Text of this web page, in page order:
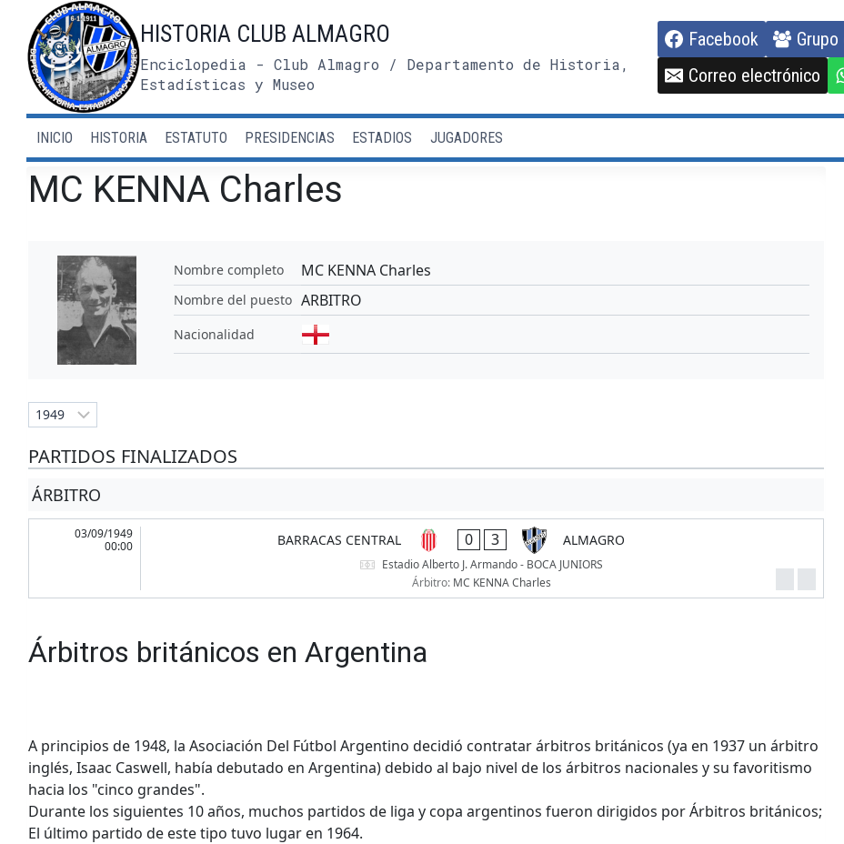
contenido
HISTORIA CLUB ALMAGRO
Enciclopedia - Club Almagro / Departamento de Historia,
Estadísticas y Museo
Facebook
Correo electrónico
INICIO HISTORIA ESTATUTO PRESIDENCIAS ESTADIOS JUGADORES
MC KENNA Charles
Nombre completo MC KENNA Charles
Nombre del puesto ARBITRO
Nacionalidad
PARTIDOS FINALIZADOS
ÁRBITRO
03/09/1949
00:00
BARRACAS CENTRAL 0 3 ALMAGRO
Estadio Alberto J. Armando - BOCA JUNIORS
Árbitro: MC KENNA Charles
Árbitros británicos en Argentina
A principios de 1948, la Asociación Del Fútbol Argentino decidió contratar árbitros británicos (ya en 1937 un árbitro
inglés, Isaac Caswell, había debutado en Argentina) debido al bajo nivel de los árbitros nacionales y su favoritismo
hacia los "cinco grandes".
Durante los siguientes 10 años, muchos partidos de liga y copa argentinos fueron dirigidos por Árbitros británicos;
El último partido de este tipo tuvo lugar en 1964.